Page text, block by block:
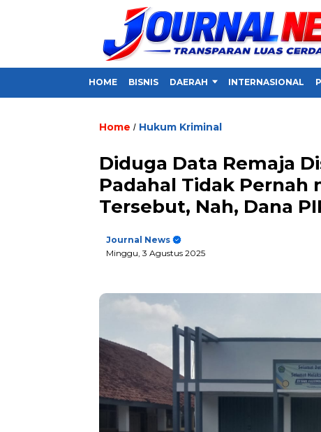
HOME BISNIS DAERAH INTERNASIONAL
Home / Hukum Kriminal
Diduga Data Remaja
Padahal Tidak Pernah
Tersebut, Nah, Dana
Journal News
Minggu, 3 Agustus 2025